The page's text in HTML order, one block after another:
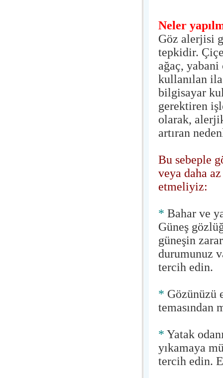
Neler
Göz alerjisi
tepkidir.
ağaç,
kullanılan
bilgisayar
gerektiren
olarak,
artıran
Bu sebeple
veya daha
etmeliyiz:
* Bahar ve
Güneş
güneşin
durumunuz
tercih edin.
* Gözünüzü
temasından
* Yatak
yıkamaya
tercih edin.